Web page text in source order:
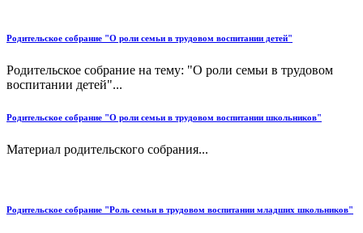
Родительское собрание "О роли семьи в трудовом воспитании детей"
Родительское собрание на тему: "О роли семьи в трудовом
воспитании детей"...
Родительское собрание "О роли семьи в трудовом воспитании школьников"
Материал родительского собрания...
Родительское собрание "Роль семьи в трудовом воспитании младших школьников"